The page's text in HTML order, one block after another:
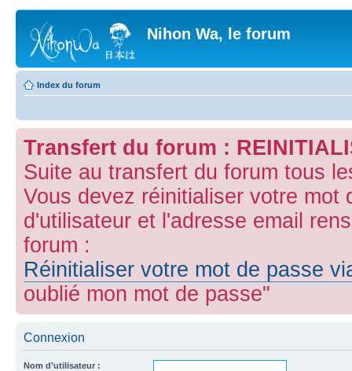
Nihon Wa, le forum
Index du forum
Transfert du forum :
Suite au transfert du forum tous
Vous devez réinitialiser votre mot
d'utilisateur et l'adresse email
forum :
Réinitialiser votre mot de passe
oublié mon mot de passe"
Connexion
Nom d’utilisateur :